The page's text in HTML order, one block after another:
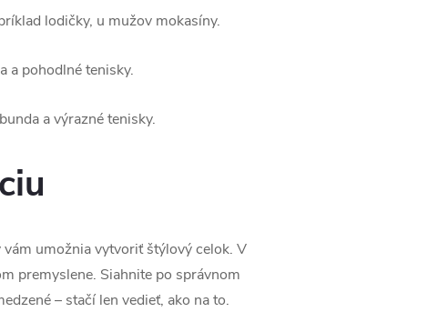
lodičky, u mužov mokasíny.
a pohodlné tenisky.
a výrazné tenisky.
umožnia vytvoriť štýlový celok. V
premyslene. Siahnite po správnom
– stačí len vedieť, ako na to.